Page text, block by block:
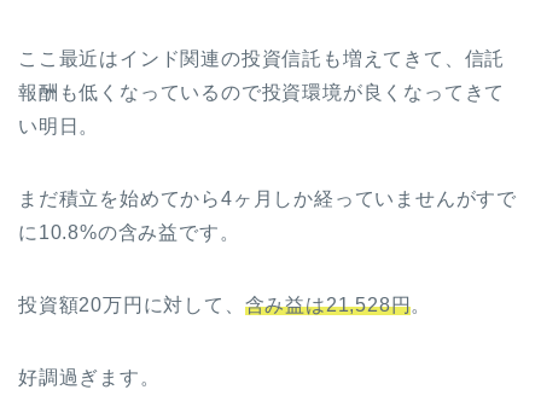
ここ最近はインド関連の投資信託も増えてきて、信託
報酬も低くなっているので投資環境が良くなってきて
い明日。
まだ積立を始めてから4ヶ月しか経っていませんがすで
に10.8%の含み益です。
投資額20万円に対して、 含み益は21,528円。
好調過ぎます。